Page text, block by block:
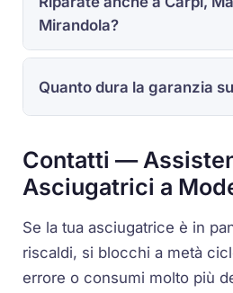
Mirandola?
Quanto dura la garanzia
Contatti —
Asciugatrici a
Se la tua asciugatrice è in
riscaldi, si blocchi a metà
errore o consumi molto più